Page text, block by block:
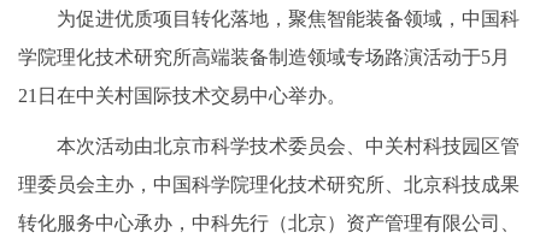
为促进优质项目转化落地，聚焦智能装备领域，中国科
学院理化技术研究所高端装备制造领域专场路演活动于5月
21日在中关村国际技术交易中心举办。
本次活动由北京市科学技术委员会、中关村科技园区管
理委员会主办，中国科学院理化技术研究所、北京科技成果
转化服务中心承办，中科先行（北京）资产管理有限公司、